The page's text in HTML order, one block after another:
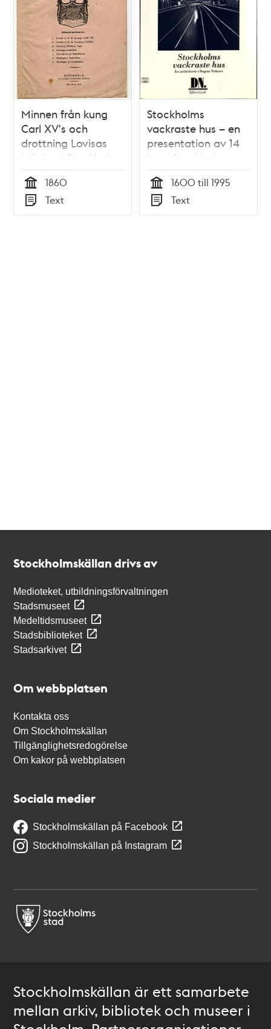
Minnen från kung
Carl XV's och
drottning Lovisas
kröning i Stockholm
i maj 1860
Tid
1860
Typ
Text
Stockholms
vackraste hus – en
presentation av 14
hus i Stockholm
Tid
1600 till 1995
Typ
Text
Stockholmskällan drivs av
Medioteket, utbildningsförvaltningen
Stadsmuseet
Medeltidsmuseet
Stadsbiblioteket
Stadsarkivet
Om webbplatsen
Kontakta oss
Om Stockholmskällan
Tillgänglighetsredogörelse
Om kakor på webbplatsen
Sociala medier
Stockholmskällan på Facebook
Stockholmskällan på Instagram
Stockholmskällan är ett samarbete
mellan arkiv, bibliotek och museer i